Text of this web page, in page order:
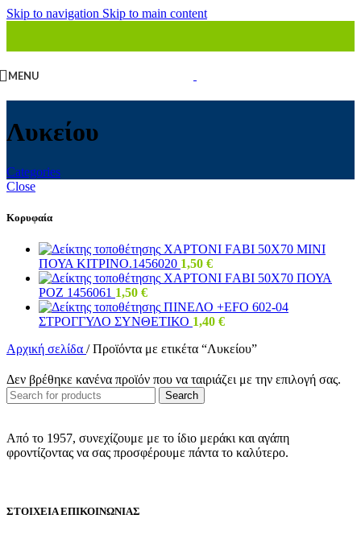
Skip to navigation Skip to main content
MENU
Λυκείου
Categories
Close
Κορυφαία
ΧΑΡΤΟΝΙ FΑΒΙ 50Χ70 ΜΙΝΙ
ΠΟΥΑ ΚΙΤΡΙΝΟ.1456020 1,50 €
ΧΑΡΤΟΝΙ FΑΒΙ 50Χ70 ΠΟΥΑ
ΡΟΖ 1456061 1,50 €
ΠΙΝΕΛΟ +ΕFΟ 602-04
ΣΤΡΟΓΓΥΛΟ ΣΥΝΘΕΤΙΚΟ 1,40 €
Αρχική σελίδα / Προϊόντα με ετικέτα “Λυκείου”
Δεν βρέθηκε κανένα προϊόν που να ταιριάζει με την επιλογή σας.
Search
Από το 1957, συνεχίζουμε με το ίδιο μεράκι και αγάπη
φροντίζοντας να σας προσφέρουμε πάντα το καλύτερο.
ΣΤΟΙΧΕΙΑ ΕΠΙΚΟΙΝΩΝΙΑΣ